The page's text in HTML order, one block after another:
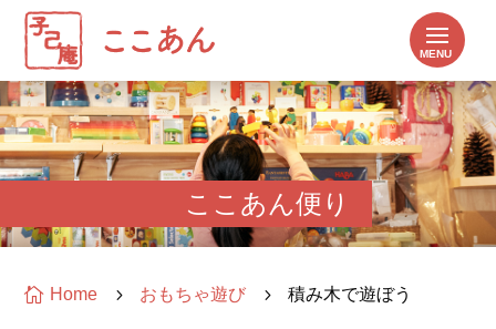
ここあん便り
 Home 5 おもちゃ遊び 5 積み木で遊ぼう